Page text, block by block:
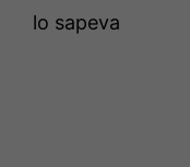
lo sapeva